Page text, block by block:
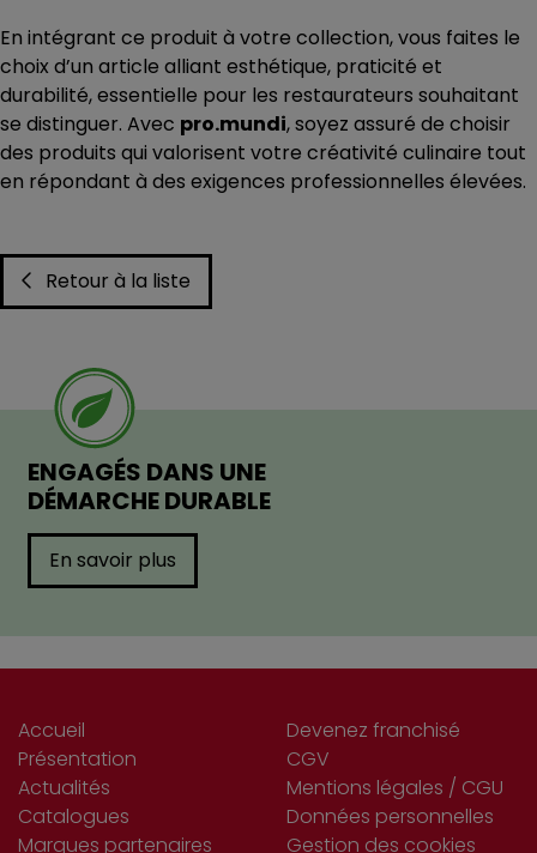
En intégrant ce produit à votre collection, vous faites le
choix d’un article alliant esthétique, praticité et
durabilité, essentielle pour les restaurateurs souhaitant
se distinguer. Avec pro.mundi, soyez assuré de choisir
des produits qui valorisent votre créativité culinaire tout
en répondant à des exigences professionnelles élevées.
Retour à la liste
ENGAGÉS DANS UNE
DÉMARCHE DURABLE
En savoir plus
Accueil
Présentation
Actualités
Catalogues
Marques partenaires
Devenez franchisé
CGV
Mentions légales / CGU
Données personnelles
Gestion des cookies